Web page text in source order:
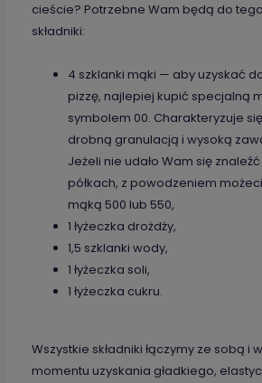
cieście? Potrzebne Wam będą do
składniki:
4 szklanki mąki — aby uzyskać
pizzę, najlepiej kupić specjalną
symbolem 00. Charakteryzuje
drobną granulacją i wysoką
Jeżeli nie udało Wam się
półkach, z powodzeniem
mąką 500 lub 550,
1 łyżeczka drożdży,
1,5 szklanki wody,
1 łyżeczka soli,
1 łyżeczka cukru.
Wszystkie składniki łączymy ze sobą i
momentu uzyskania gładkiego,